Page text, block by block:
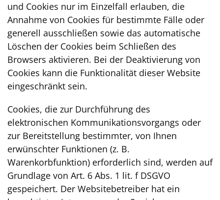
und Cookies nur im Einzelfall erlauben, die
Annahme von Cookies für bestimmte Fälle oder
generell ausschließen sowie das automatische
Löschen der Cookies beim Schließen des
Browsers aktivieren. Bei der Deaktivierung von
Cookies kann die Funktionalität dieser Website
eingeschränkt sein.
Cookies, die zur Durchführung des
elektronischen Kommunikationsvorgangs oder
zur Bereitstellung bestimmter, von Ihnen
erwünschter Funktionen (z. B.
Warenkorbfunktion) erforderlich sind, werden auf
Grundlage von Art. 6 Abs. 1 lit. f DSGVO
gespeichert. Der Websitebetreiber hat ein